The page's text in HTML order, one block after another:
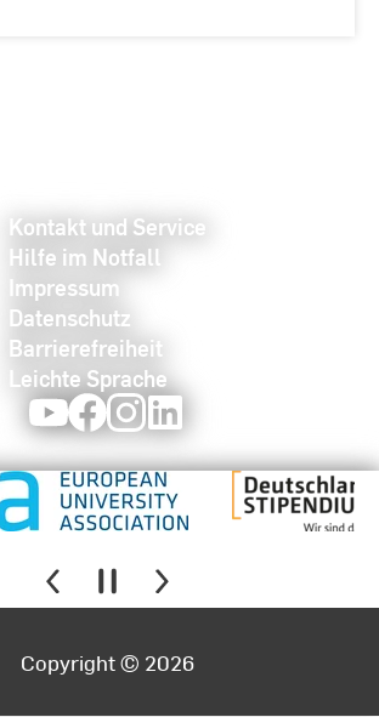
Kontakt und Service
Hilfe im Notfall
Impressum
Datenschutz
Barrierefreiheit
Leichte Sprache
YoutubeFacebookInstagram
Copyright © 2026